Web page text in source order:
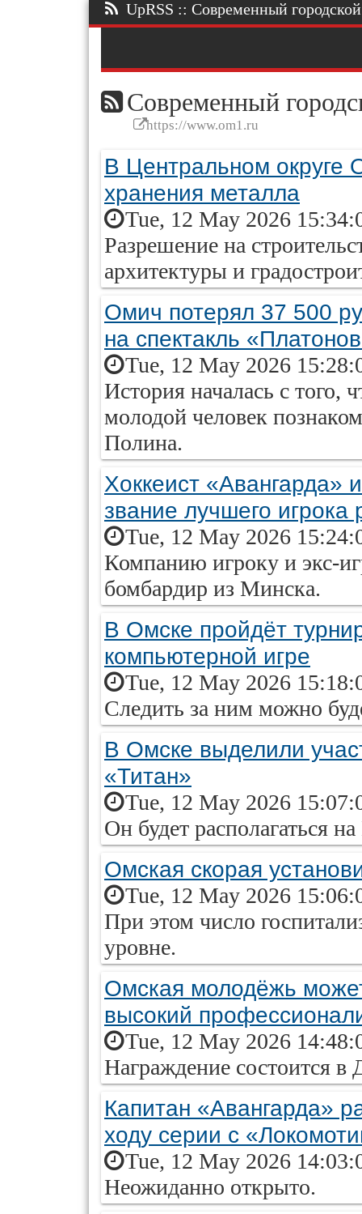
UpRSS :: Современный
Современный
https://www.om1.ru
В Центральном округе
хранения металла
Tue, 12 May 2026
Разрешение на
архитектуры и
Омич потерял 37 500
на спектакль
Tue, 12 May 2026
История началась с того,
молодой человек
Полина.
Хоккеист
звание лучшего игрока
Tue, 12 May 2026
Компанию игроку и экс-
бомбардир из Минска.
В Омске пройдёт
компьютерной игре
Tue, 12 May 2026
Следить за ним можно
В Омске выделили
«Титан»
Tue, 12 May 2026
Он будет располагаться
Омская скорая
Tue, 12 May 2026
При этом число
уровне.
Омская молодёжь
высокий
Tue, 12 May 2026
Награждение состоится
Капитан «Авангарда»
ходу серии с
Tue, 12 May 2026
Неожиданно открыто.